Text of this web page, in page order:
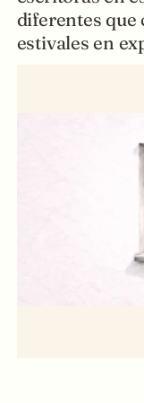
diferentes que
estivales en